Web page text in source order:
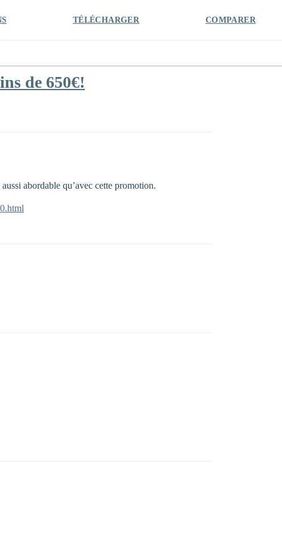
TÉLÉCHARGER COMPARER
de 650€!
abordable qu’avec cette promotion.